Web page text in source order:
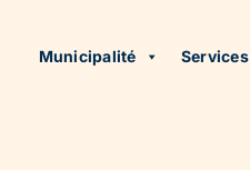
Municipalité Services